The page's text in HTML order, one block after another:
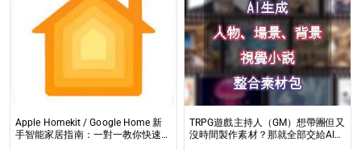
Apple Homekit / Google Home 新
手智能家居指南：一對一教你快速入
TRPG遊戲主持人（GM）想帶團但又
沒時間製作素材？那就全部交給AI來